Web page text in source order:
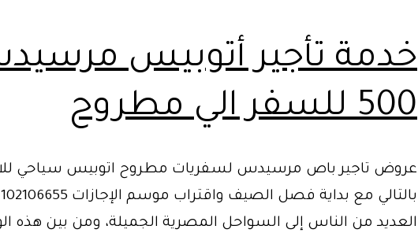
خدمة تأجير أتوبيس
500 للسفر الي مطروح
عروض تاجير باص مرسيدس لسفريات مطروح اتوبيس سياحي
العديد من الناس إلى السواحل المصرية الجميلة، ومن بين هذه